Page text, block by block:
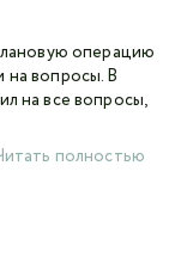
операцию
на вопросы. В
на все вопросы,
полностью